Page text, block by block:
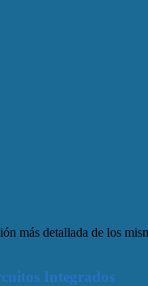
más detallada de los
Integrados